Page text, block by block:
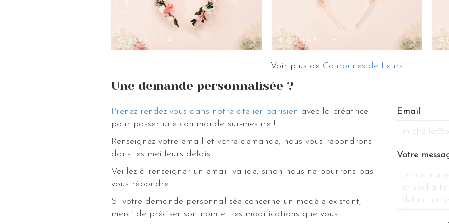
créations des strass et paillettes, des perles blanches, du nacre, des pierres fines, des cristaux. La
avons plusieurs variétés d’hortensia par exemple comme du violet, de l’écru, du bronze, du doré, de l’argenté,
magasin ou sur notre site !
GIOVANNA RAPHAËLLE
Voir plus de Couronnes de fleurs
Une demande personnalisée ?
Prenez rendez-vous dans notre atelier parisien avec la créatrice
pour passer une commande sur-mesure !
Renseignez votre email et votre demande, nous vous répondrons
dans les meilleurs délais.
Veillez à renseigner un email valide, sinon nous ne pourrons pas
vous répondre.
Si votre demande personnalisée concerne un modèle existant,
merci de préciser son nom et les modifications que vous
Email
Votre